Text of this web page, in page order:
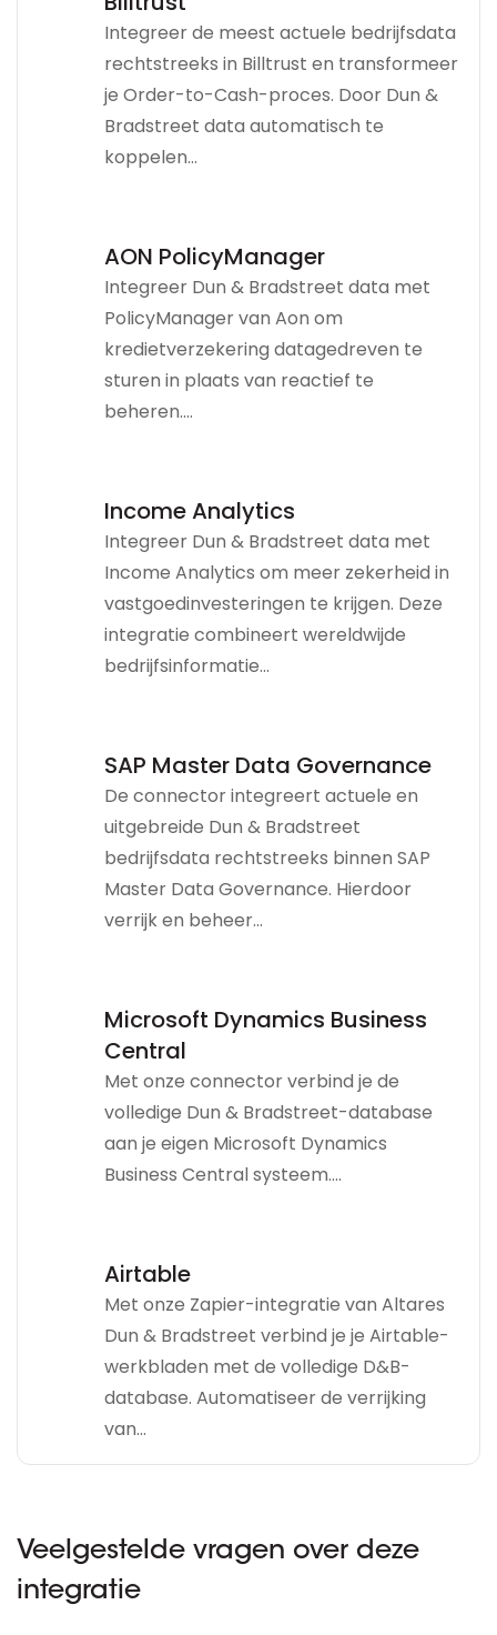
Integreer de meest actuele bedrijfsdata
rechtstreeks in Billtrust en transformeer
je Order-to-Cash-proces. Door Dun &
Bradstreet data automatisch te
koppelen...
AON PolicyManager
Integreer Dun & Bradstreet data met
PolicyManager van Aon om
kredietverzekering datagedreven te
sturen in plaats van reactief te
beheren....
Income Analytics
Integreer Dun & Bradstreet data met
Income Analytics om meer zekerheid in
vastgoedinvesteringen te krijgen. Deze
integratie combineert wereldwijde
bedrijfsinformatie...
SAP Master Data Governance
De connector integreert actuele en
uitgebreide Dun & Bradstreet
bedrijfsdata rechtstreeks binnen SAP
Master Data Governance. Hierdoor
verrijk en beheer...
Microsoft Dynamics Business
Central
Met onze connector verbind je de
volledige Dun & Bradstreet-database
aan je eigen Microsoft Dynamics
Business Central systeem....
Airtable
Met onze Zapier-integratie van Altares
Dun & Bradstreet verbind je je Airtable-
werkbladen met de volledige D&B-
database. Automatiseer de verrijking
van...
Veelgestelde vragen over deze
integratie